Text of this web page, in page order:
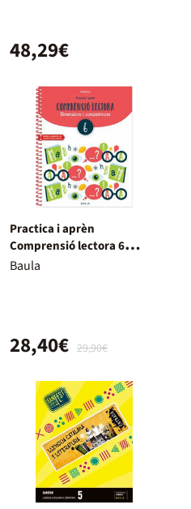
48,29€
Practica i aprèn
Comprensió lectora 6
Primària
Baula
29,90€
28,40€